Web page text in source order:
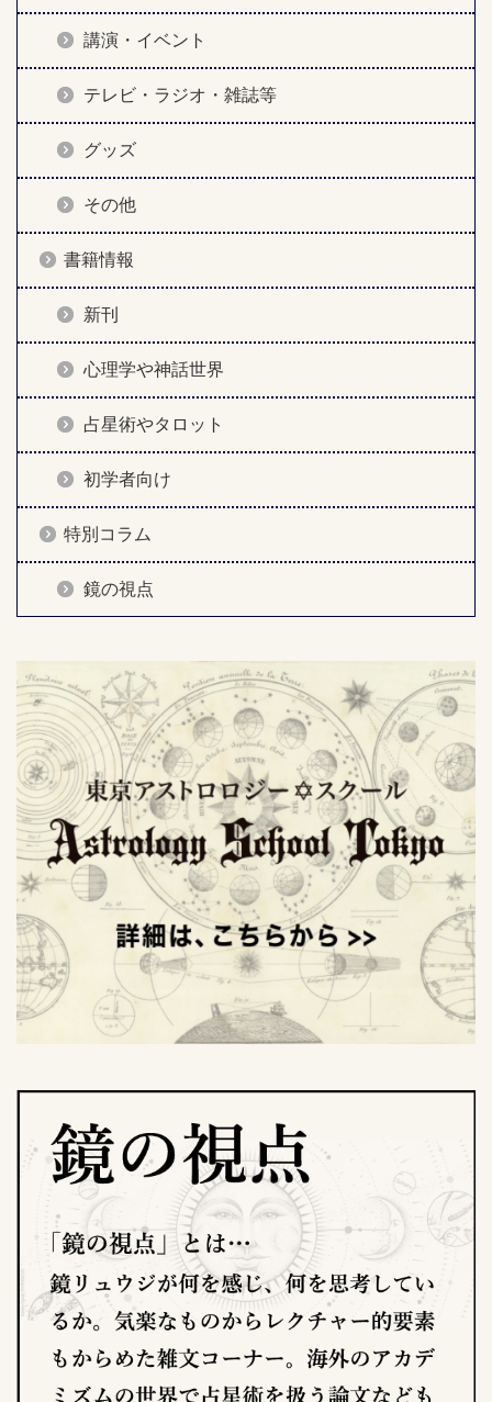
講演・イベント
テレビ・ラジオ・雑誌等
グッズ
その他
書籍情報
新刊
心理学や神話世界
占星術やタロット
初学者向け
特別コラム
鏡の視点